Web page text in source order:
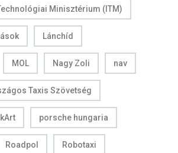
Minisztérium (ITM)
Lánchíd
MOL Nagy Zoli nav
Taxis Szövetség
porsche hungaria
Roadpol Robotaxi